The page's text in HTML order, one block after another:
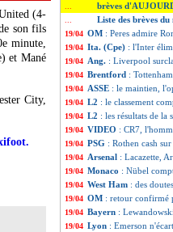
(4-
son fils
minute,
et Mané
City,
brèves
Liste des brèves
19/04 OM : Peres admire
19/04 Ita. (Cpe) : l'Inter
19/04 Ang. : Liverpool
19/04 Brentford :
19/04 ASSE : le maintien,
19/04 L2 : le classement
19/04 L2 : les résultats de la
19/04 VIDEO : CR7,
19/04 PSG : Rothen cash
19/04 Arsenal : Lacazette,
19/04 Monaco : Nübel
19/04 West Ham : des
19/04 OM : retour confirmé
19/04 Bayern :
19/04 Lyon : Emerson